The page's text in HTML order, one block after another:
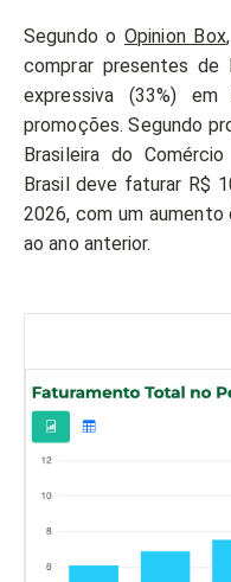
Segundo oOpinion Box
comprar presentes de
expressiva (33%)
promoções. Segundo
Brasileira do
Brasil deve faturar R$
2026, com um aumento
ao ano anterior.